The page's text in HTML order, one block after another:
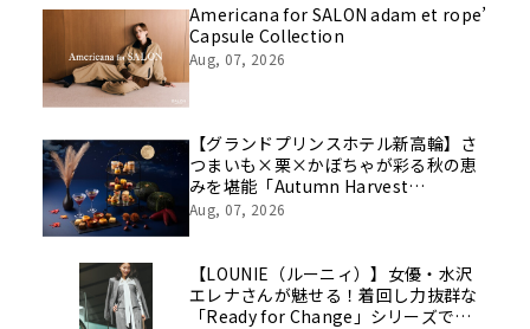
像を公開！
Americana for SALON adam et rope’
Capsule Collection
Aug, 07, 2026
【グランドプリンスホテル新高輪】さ
つまいも×栗×かぼちゃが彩る秋の恵
みを堪能「Autumn Harvest
Afternoon Tea」開催
Aug, 07, 2026
【LOUNIE（ルーニィ）】女優・水沢
エレナさんが魅せる！着回し力抜群な
「Ready for Change」シリーズでつ